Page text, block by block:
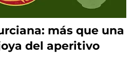
más que una
del aperitivo